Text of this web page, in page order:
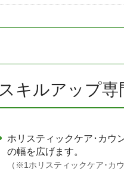
スキルアップ専
ホリスティックケア･カウ
の幅を広げます。
（※1ホリスティックケア･カ